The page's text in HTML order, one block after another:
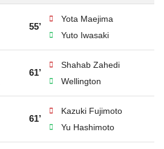
55’
Yota Maejima
Yuto Iwasaki
61’
Shahab Zahedi
Wellington
61’
Kazuki Fujimoto
Yu Hashimoto